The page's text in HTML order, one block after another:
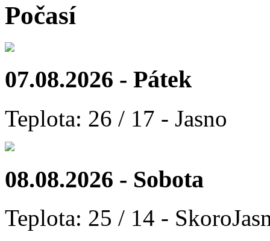
Počasí
07.08.2026 - Pátek
Teplota: 26 / 17 - Jasno
08.08.2026 - Sobota
Teplota: 25 / 14 -